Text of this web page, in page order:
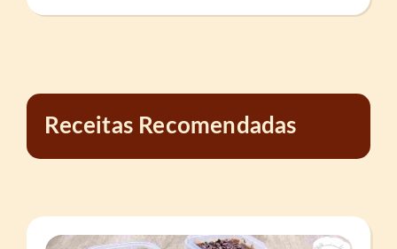
Receitas Recomendadas